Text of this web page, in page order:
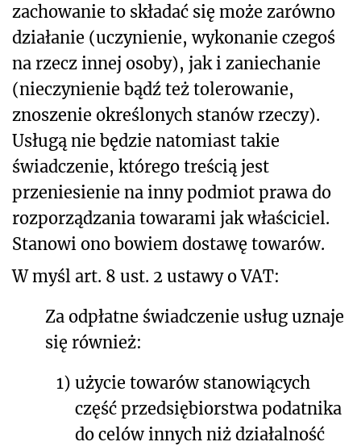
zachowanie to składać się może zarówno
działanie (uczynienie, wykonanie czegoś
na rzecz innej osoby), jak i zaniechanie
(nieczynienie bądź też tolerowanie,
znoszenie określonych stanów rzeczy).
Usługą nie będzie natomiast takie
świadczenie, którego treścią jest
przeniesienie na inny podmiot prawa do
rozporządzania towarami jak właściciel.
Stanowi ono bowiem dostawę towarów.
W myśl art. 8 ust. 2 ustawy o VAT:
Za odpłatne świadczenie usług uznaje
się również:
1) użycie towarów stanowiących
część przedsiębiorstwa podatnika
do celów innych niż działalność